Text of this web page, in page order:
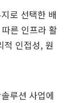
로 선택한 배
른 인프라 활
적 인접성, 원
루션 사업에